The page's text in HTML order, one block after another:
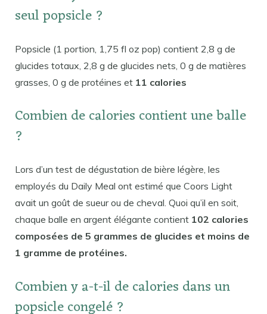
seul popsicle ?
Popsicle (1 portion, 1,75 fl oz pop) contient 2,8 g de
glucides totaux, 2,8 g de glucides nets, 0 g de matières
grasses, 0 g de protéines et 11 calories
Combien de calories contient une balle
?
Lors d’un test de dégustation de bière légère, les
employés du Daily Meal ont estimé que Coors Light
avait un goût de sueur ou de cheval. Quoi qu’il en soit,
chaque balle en argent élégante contient 102 calories
composées de 5 grammes de glucides et moins de
1 gramme de protéines.
Combien y a-t-il de calories dans un
popsicle congelé ?